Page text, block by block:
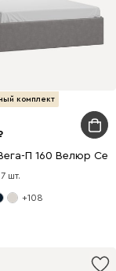
комплект
П 160 Велюр
шт.
+108